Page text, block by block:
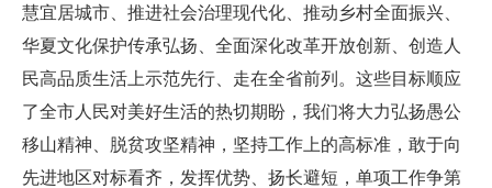
慧宜居城市、推进社会治理现代化、推动乡村全面振兴、
华夏文化保护传承弘扬、全面深化改革开放创新、创造人
民高品质生活上示范先行、走在全省前列。这些目标顺应
了全市人民对美好生活的热切期盼，我们将大力弘扬愚公
移山精神、脱贫攻坚精神，坚持工作上的高标准，敢于向
先进地区对标看齐，发挥优势、扬长避短，单项工作争第